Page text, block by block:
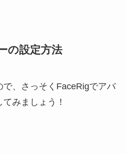
の設定方法
、さっそくFaceRigでアバ
みましょう！